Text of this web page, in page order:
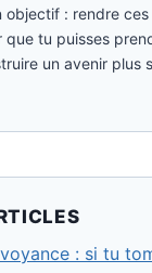
objectif : rendre
que tu puisses
un avenir plus
: si tu